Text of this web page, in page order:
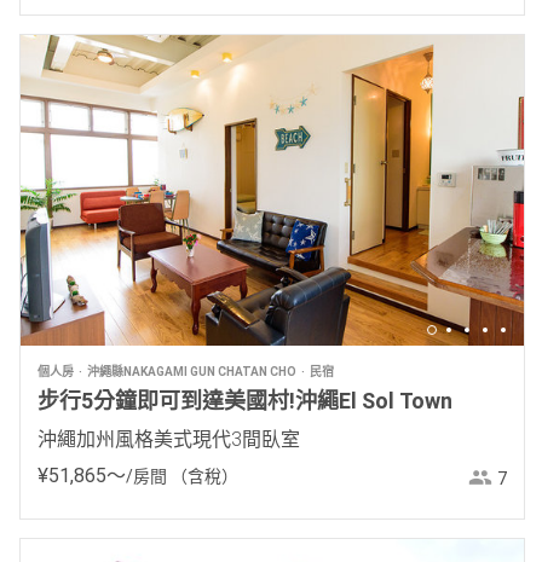
個人房 沖繩縣NAKAGAMI GUN CHATAN CHO 民宿
步行5分鐘即可到達美國村!沖繩El Sol Town
沖繩加州風格美式現代3間臥室
¥51,865〜/房間 （含稅） 7